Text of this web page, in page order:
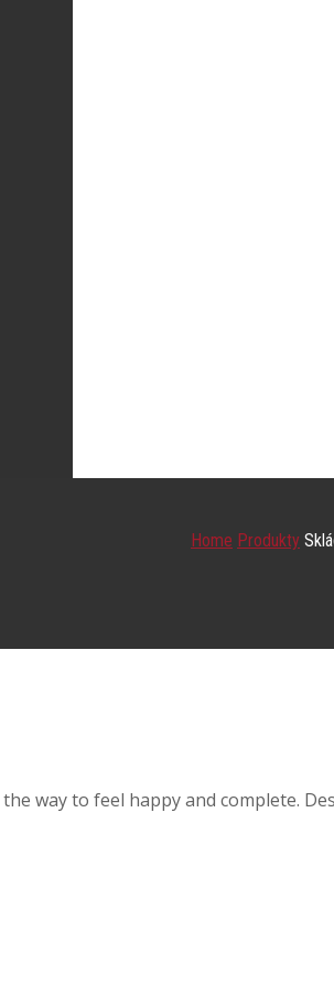
Home Produkty
way to feel happy and complete.